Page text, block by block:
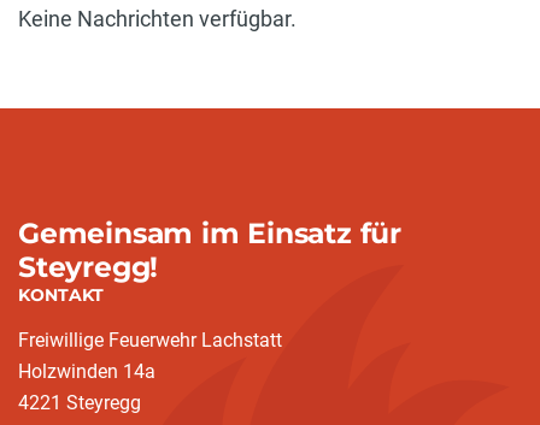
Keine Nachrichten verfügbar.
Gemeinsam im Einsatz für
Steyregg!
KONTAKT
Freiwillige Feuerwehr Lachstatt
Holzwinden 14a
4221 Steyregg